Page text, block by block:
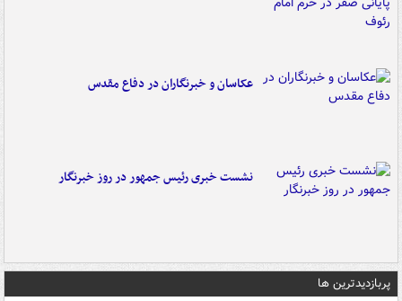
عکاسان و خبرنگاران در دفاع مقدس
نشست خبری رئیس جمهور در روز خبرنگار
پربازدیدترین ها